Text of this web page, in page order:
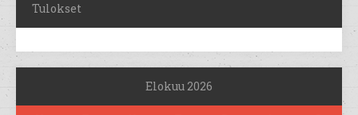
Tulokset
Elokuu 2026